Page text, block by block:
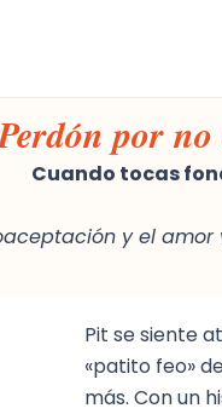
por
Cuando tocas
y el
Pit se siente
«patito feo»
más. Con un